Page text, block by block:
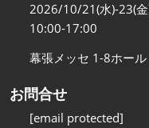
2026/10/21(水)-23(
10:00-17:00
幕張メッセ 1-8ホール
お問合せ
[email protected]